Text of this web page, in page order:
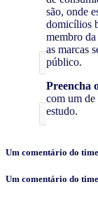
são, onde
domicílios
membro
as marcas
público.
Preencha
com um de
estudo.
Um comentário do
Um comentário do